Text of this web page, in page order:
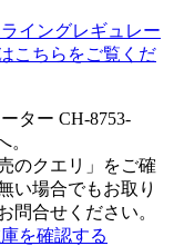
イングレギュレー
こちらをご覧くだ
ター CH-8753-
。
のクエリ」をご確
い場合でもお取り
問合せください。
を確認する